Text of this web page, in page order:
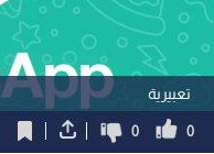
تعبيرية
0
0